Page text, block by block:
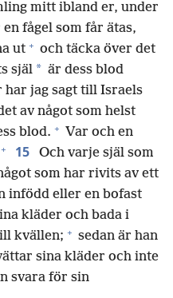
mitt ibland er, under
fågel som får ätas,
ut + och täcka över det
själ * är dess blod
har jag sagt till Israels
av något som helst
blod. + Var och en
+ 15
Och varje själ som
som har rivits av ett
infödd eller en bofast
kläder och bada i
kvällen; + sedan är han
sina kläder och inte
svara för sin